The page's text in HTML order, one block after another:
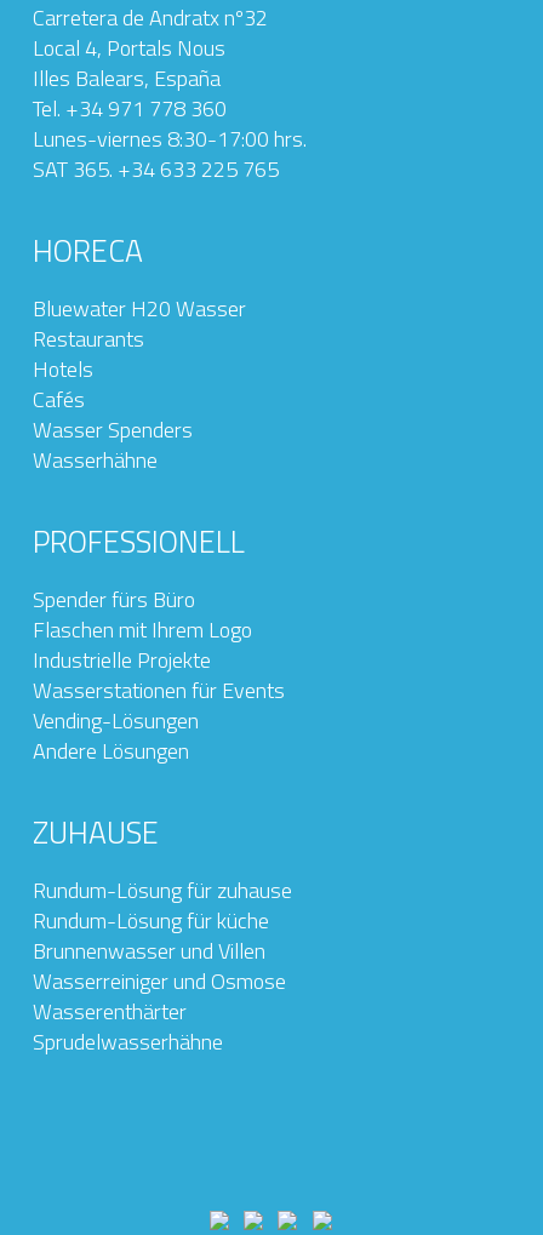
Carretera de Andratx nº32
Local 4, Portals Nous
Illes Balears, España
Tel. +34 971 778 360‬
Lunes-viernes 8:30-17:00 hrs.
SAT 365. +34 633 225 765
HORECA
Bluewater H20 Wasser
Restaurants
Hotels
Cafés
Wasser Spenders
Wasserhähne
PROFESSIONELL
Spender fürs Büro
Flaschen mit Ihrem Logo
Industrielle Projekte
Wasserstationen für Events
Vending-Lösungen
Andere Lösungen
ZUHAUSE
Rundum-Lösung für zuhause
Rundum-Lösung für küche
Brunnenwasser und Villen
Wasserreiniger und Osmose
Wasserenthärter
Sprudelwasserhähne